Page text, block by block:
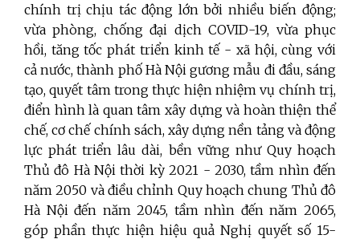
chính trị chịu tác động lớn bởi nhiều biến động;
vừa phòng, chống đại dịch COVID-19, vừa phục
hồi, tăng tốc phát triển kinh tế - xã hội, cùng với
cả nước, thành phố Hà Nội gương mẫu đi đầu, sáng
tạo, quyết tâm trong thực hiện nhiệm vụ chính trị,
điển hình là quan tâm xây dựng và hoàn thiện thể
chế, cơ chế chính sách, xây dựng nền tảng và động
lực phát triển lâu dài, bền vững như Quy hoạch
Thủ đô Hà Nội thời kỳ 2021 - 2030, tầm nhìn đến
năm 2050 và điều chỉnh Quy hoạch chung Thủ đô
Hà Nội đến năm 2045, tầm nhìn đến năm 2065,
góp phần thực hiện hiệu quả Nghị quyết số 15-